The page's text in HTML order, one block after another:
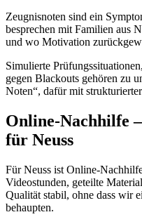
Zeugnisnoten sind ein
besprechen mit Familien aus
und wo Motivation
Simulierte
gegen Blackouts gehören zu
Noten“, dafür mit
Online-Nachhilfe
für Neuss
Für Neuss ist Online-
Videostunden, geteilte
Qualität stabil, ohne dass wir
behaupten.